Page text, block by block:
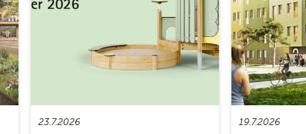
23.7.2026 19.7.2026